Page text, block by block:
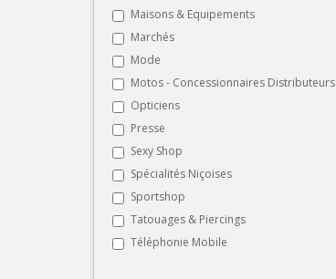
Maisons & Equipements
Marchés
Mode
Motos - Concessionnaires Distributeurs
Opticiens
Presse
Sexy Shop
Spécialités Niçoises
Sportshop
Tatouages & Piercings
Téléphonie Mobile